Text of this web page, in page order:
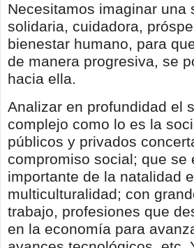
Necesitamos imaginar
solidaria, cuidadora,
bienestar humano, para
de manera progresiva, se
hacia ella.
Analizar en profundidad el
complejo como lo es la
públicos y privados
compromiso social; que
importante de la natalidad
multiculturalidad; con
trabajo, profesiones que
en la economía para